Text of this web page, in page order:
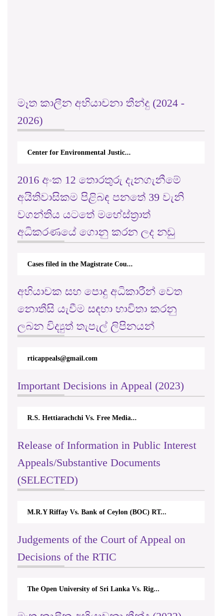
මෑත කාලීන අභියාචනා තීන්දු (2024 -
2026)
Center for Environmental Justic...
2016 අංක 12 තොරතුරු දැනගැනීමේ
අයිතිවාසිකම පිළිබඳ පනතේ 39 වැනි
වගන්තිය යටතේ මහේස්ත්‍රාත්
අධිකරණයේ ගොනු කරන ලද නඩු
Cases filed in the Magistrate Cou...
අභියාචක සහ පොදු අධිකාරීන් වෙත
නොතීසි යැවීම සඳහා භාවිතා කරනු
ලබන විද්‍යුත් තැපැල් ලිපිනයන්
rticappeals@gmail.com
Important Decisions in Appeal (2023)
R.S. Hettiarachchi Vs. Free Media...
Release of Information in Public Interest
Appeals/Substantive Documents
(SELECTED)
M.R.Y Riffay Vs. Bank of Ceylon (BOC) RT...
Judgements of the Court of Appeal on
Decisions of the RTIC
The Open University of Sri Lanka Vs. Rig...